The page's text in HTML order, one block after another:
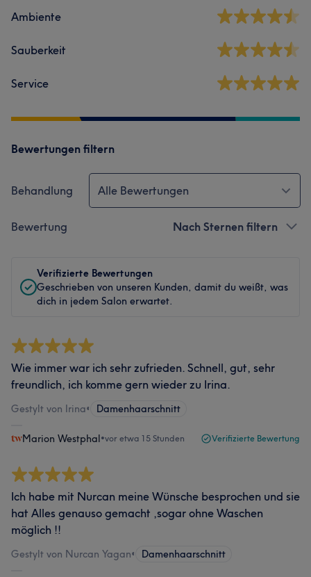
Ambiente
Sauberkeit
Service
Bewertungen filtern
Behandlung Alle Bewertungen
Bewertung Nach Sternen filtern
Verifizierte Bewertungen
Geschrieben von unseren Kunden, damit du weißt, was
dich in jedem Salon erwartet.
Wie immer war ich sehr zufrieden. Schnell, gut, sehr
freundlich, ich komme gern wieder zu Irina.
Gestylt von Irina• Damenhaarschnitt
Marion Westphal•vor etwa 15 Stunden Verifizierte Bewertung
Ich habe mit Nurcan meine Wünsche besprochen und sie
hat Alles genauso gemacht ,sogar ohne Waschen
möglich !!
Gestylt von Nurcan Yagan• Damenhaarschnitt